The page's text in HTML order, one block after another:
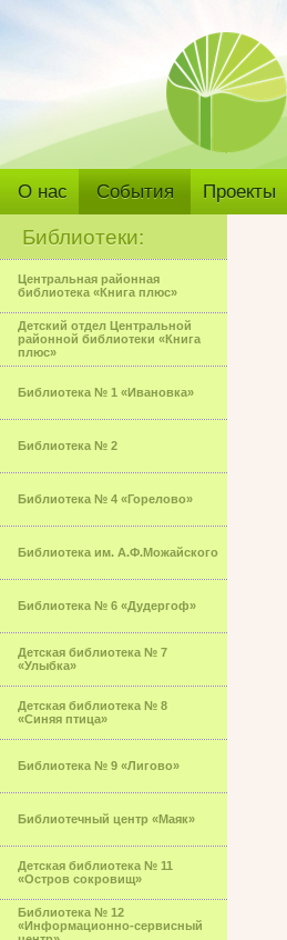
О нас События Проекты
Библиотеки:
Центральная районная
библиотека «Книга плюс»
Детский отдел Центральной
районной библиотеки «Книга
плюс»
Библиотека № 1 «Ивановка»
Библиотека № 2
Библиотека № 4 «Горелово»
Библиотека им. А.Ф.Можайского
Библиотека № 6 «Дудергоф»
Детская библиотека № 7
«Улыбка»
Детская библиотека № 8
«Синяя птица»
Библиотека № 9 «Лигово»
Библиотечный центр «Маяк»
Детская библиотека № 11
«Остров сокровищ»
Библиотека № 12
«Информационно-сервисный